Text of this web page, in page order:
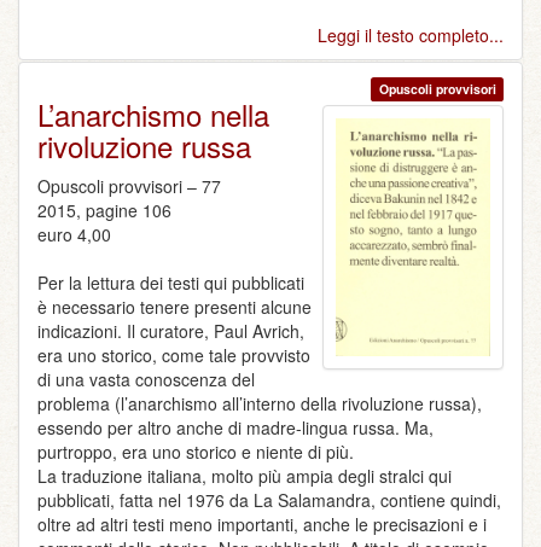
Leggi il testo completo...
Opuscoli provvisori
L’anarchismo nella
rivoluzione russa
Opuscoli provvisori – 77
2015, pagine 106
euro 4,00
Per la lettura dei testi qui pubblicati
è necessario tenere presenti alcune
indicazioni. Il curatore, Paul Avrich,
era uno storico, come tale provvisto
di una vasta conoscenza del
problema (l’anarchismo all’interno della rivoluzione russa),
essendo per altro anche di madre-lingua russa. Ma,
purtroppo, era uno storico e niente di più.
La traduzione italiana, molto più ampia degli stralci qui
pubblicati, fatta nel 1976 da La Salamandra, contiene quindi,
oltre ad altri testi meno importanti, anche le precisazioni e i